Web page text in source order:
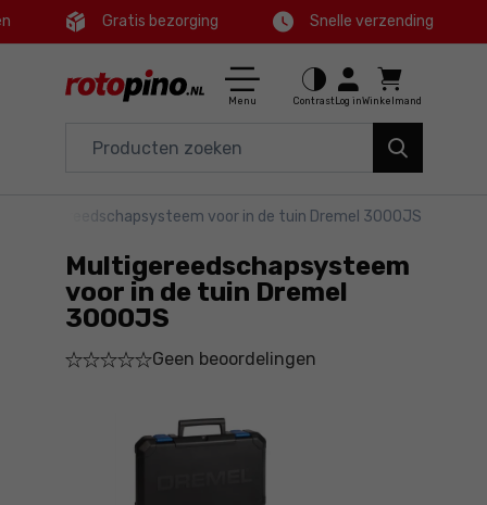
Ctrl
Hoofdmenu
Productinformatie
Gedetailleerde informatie
Voettekst
Gratis bezorging Snelle verzending
Menu Contrast Log inWinkelmand
Huis en tuin
Aanbiedingen
Multigereedschapsysteem voor in de tuin Dremel 3000JS
Multigereedschapsysteem
voor in de tuin Dremel
3000JS
Geen beoordelingen